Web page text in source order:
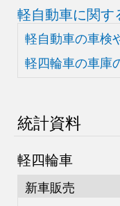
軽自動車に関す
軽自動車の車検
軽四輪車の車庫
統計資料
軽四輪車
新車販売